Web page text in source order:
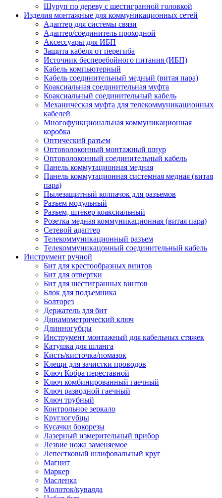
Шуруп по дереву с шестигранной головкой
Изделия монтажные для коммуникационных сетей
Адаптер для системы связи
Адаптер/соединитель проходной
Аксессуары для ИБП
Защита кабеля от перегиба
Источник бесперебойного питания (ИБП)
Кабель компьютерный
Кабель соединительный медный (витая пара)
Коаксиальная соединительная муфта
Коаксиальный соединительный кабель
Механическая муфта для телекоммуникационных
кабелей
Многофункциональная коммуникационная
коробка
Оптический разъем
Оптоволоконный монтажный шнур
Оптоволоконный соединительный кабель
Панель коммутационная медная
Панель коммутационная системная медная (витая
пара)
Пылезащитный колпачок для разъемов
Разъем модульный
Разъем, штекер коаксиальный
Розетка медная коммуникационная (витая пара)
Сетевой адаптер
Телекоммуникационный разъем
Телекоммуникацонный соединительный кабель
Инструмент ручной
Бит для крестообразных винтов
Бит для отвертки
Бит для шестигранных винтов
Блок для подъемника
Болторез
Держатель для бит
Динамометрический ключ
Длинногубцы
Инструмент монтажный для кабельных стяжек
Катушка для шланга
Кисть/кисточка/помазок
Клещи для зачистки проводов
Ключ Кобра переставной
Ключ комбинированный гаечный
Ключ разводной гаечный
Ключ трубный
Контрольное зеркало
Круглогубцы
Кусачки бокорезы
Лазерный измерительный прибор
Лезвие ножа заменяемое
Лепестковый шлифовальный круг
Магнит
Маркер
Масленка
Молоток/кувалда